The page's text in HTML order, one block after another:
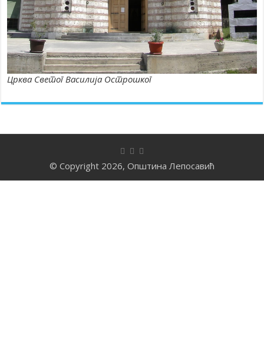
Црква Светог Василија Острошког
© Copyright 2026, Општина Лепосавић